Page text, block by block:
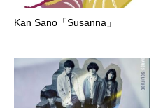
Kan Sano「Susanna」